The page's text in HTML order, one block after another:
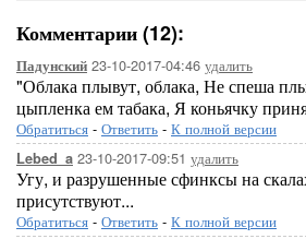
Комментарии (12):
Падунский 23-10-2017-04:46 удалить
"Облака плывут, облака, Не спеша
цыпленка ем табака, Я коньячку
Обратиться - Ответить - К полной версии
Lebed_a 23-10-2017-09:51 удалить
Угу, и разрушенные сфинксы на
присутствуют...
Обратиться - Ответить - К полной версии